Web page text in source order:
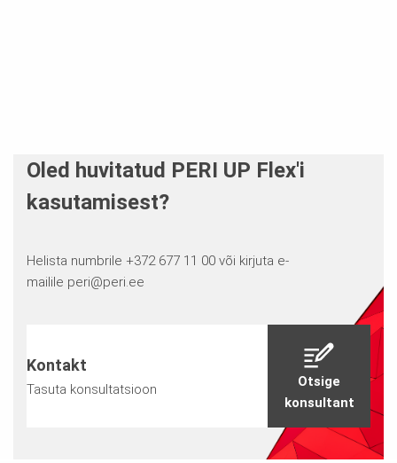
Oled huvitatud PERI UP Flex'i
kasutamisest?
Helista numbrile +372 677 11 00 või kirjuta e-
mailile peri@peri.ee
Kontakt
Tasuta konsultatsioon
Otsige
konsultant